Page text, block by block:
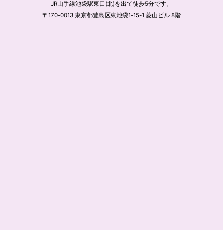
JR山手線池袋駅東口(北)を出て徒歩5分です。
〒170-0013 東京都豊島区東池袋1-15-1 菱山ビル 8階